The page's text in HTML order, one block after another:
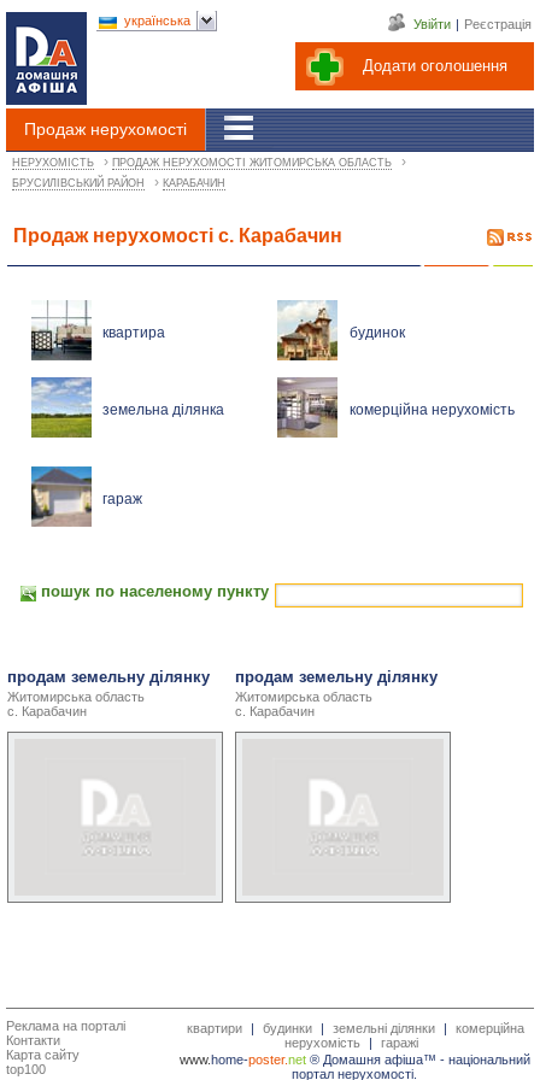
Додати оголошення
Увійти | Реєстрація
Продаж нерухомості
українська
НЕРУХОМІСТЬ › ПРОДАЖ НЕРУХОМОСТІ ЖИТОМИРСЬКА ОБЛАСТЬ ›
БРУСИЛІВСЬКИЙ РАЙОН › КАРАБАЧИН
Продаж нерухомості с. Карабачин
квартира будинок
земельна ділянка комерційна нерухомість
гараж
пошук по населеному пункту
продам земельну ділянку
Житомирська область
с. Карабачин
продам земельну ділянку
Житомирська область
с. Карабачин
Реклама на порталі
Контакти
Карта сайту
top100
квартири | будинки | земельні ділянки |
комерційна
нерухомість
|
гаражі
www.home-poster.net® Домашня афіша™ - національний
портал нерухомості.